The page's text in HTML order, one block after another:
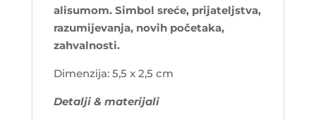
alisumom. Simbol sreće, prijateljstva,
razumijevanja, novih početaka,
zahvalnosti.
Dimenzija: 5,5 x 2,5 cm
Detalji & materijali